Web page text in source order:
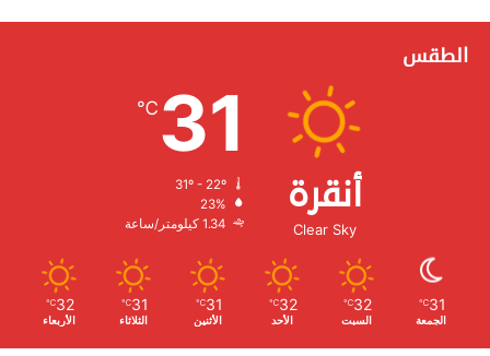
الطقس
أنقرة
Clear Sky
31
℃
الرطوبة:
الرياح:
31
℃
الجمعة
32
℃
السبت
32
℃
الأحد
31
℃
الأثنين
31
℃
الثلاثاء
32
℃
الأربعاء